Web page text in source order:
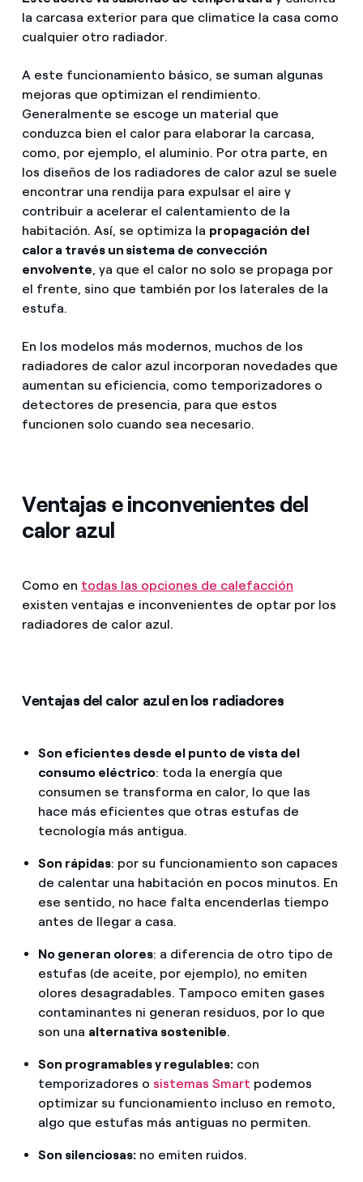
la carcasa exterior para que climatice la casa como
cualquier otro radiador.
A este funcionamiento básico, se suman algunas
mejoras que optimizan el rendimiento.
Generalmente se escoge un material que
conduzca bien el calor para elaborar la carcasa,
como, por ejemplo, el aluminio. Por otra parte, en
los diseños de los radiadores de calor azul se suele
encontrar una rendija para expulsar el aire y
contribuir a acelerar el calentamiento de la
habitación. Así, se optimiza la propagación del
calor a través un sistema de convección
envolvente, ya que el calor no solo se propaga por
el frente, sino que también por los laterales de la
estufa.
En los modelos más modernos, muchos de los
radiadores de calor azul incorporan novedades que
aumentan su eficiencia, como temporizadores o
detectores de presencia, para que estos
funcionen solo cuando sea necesario.
Ventajas e inconvenientes del
calor azul
Como en todas las opciones de calefacción
existen ventajas e inconvenientes de optar por los
radiadores de calor azul.
Ventajas del calor azul en los radiadores
Son eficientes desde el punto de vista del
consumo eléctrico: toda la energía que
consumen se transforma en calor, lo que las
hace más eficientes que otras estufas de
tecnología más antigua.
Son rápidas: por su funcionamiento son capaces
de calentar una habitación en pocos minutos. En
ese sentido, no hace falta encenderlas tiempo
antes de llegar a casa.
No generan olores: a diferencia de otro tipo de
estufas (de aceite, por ejemplo), no emiten
olores desagradables. Tampoco emiten gases
contaminantes ni generan residuos, por lo que
son una alternativa sostenible.
Son programables y regulables:con
temporizadores o sistemas Smart podemos
optimizar su funcionamiento incluso en remoto,
algo que estufas más antiguas no permiten.
Son silenciosas:no emiten ruidos.